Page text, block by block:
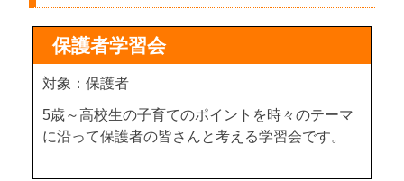
保護者学習会
対象：保護者
5歳～高校生の子育てのポイントを時々のテーマ
に沿って保護者の皆さんと考える学習会です。